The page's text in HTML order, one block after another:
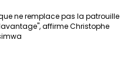
ne remplace pas la patrouille
affirme Christophe